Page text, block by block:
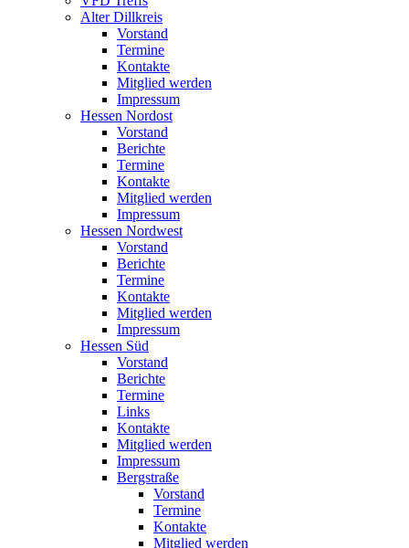
Alter Dillkreis
Vorstand
Termine
Kontakte
Mitglied werden
Impressum
Hessen Nordost
Vorstand
Berichte
Termine
Kontakte
Mitglied werden
Impressum
Hessen Nordwest
Vorstand
Berichte
Termine
Kontakte
Mitglied werden
Impressum
Hessen Süd
Vorstand
Berichte
Termine
Links
Kontakte
Mitglied werden
Impressum
Bergstraße
Vorstand
Termine
Kontakte
Mitglied werden